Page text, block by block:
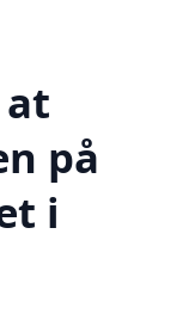
på
i